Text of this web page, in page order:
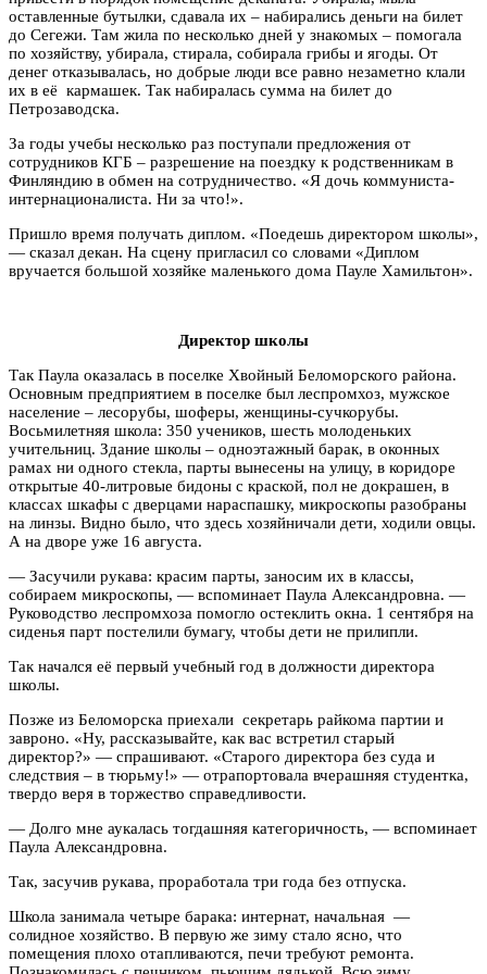
оставленные бутылки, сдавала их – набирались деньги на билет
до Сегежи. Там жила по несколько дней у знакомых – помогала
по хозяйству, убирала, стирала, собирала грибы и ягоды. От
денег отказывалась, но добрые люди все равно незаметно клали
их в её кармашек. Так набиралась сумма на билет до
Петрозаводска.
За годы учебы несколько раз поступали предложения от
сотрудников КГБ – разрешение на поездку к родственникам в
Финляндию в обмен на сотрудничество. «Я дочь коммуниста-
интернационалиста. Ни за что!».
Пришло время получать диплом. «Поедешь директором школы»,
— сказал декан. На сцену пригласил со словами «Диплом
вручается большой хозяйке маленького дома Пауле Хамильтон».
Директор школы
Так Паула оказалась в поселке Хвойный Беломорского района.
Основным предприятием в поселке был леспромхоз, мужское
население – лесорубы, шоферы, женщины-сучкорубы.
Восьмилетняя школа: 350 учеников, шесть молоденьких
учительниц. Здание школы – одноэтажный барак, в оконных
рамах ни одного стекла, парты вынесены на улицу, в коридоре
открытые 40-литровые бидоны с краской, пол не докрашен, в
классах шкафы с дверцами нараспашку, микроскопы разобраны
на линзы. Видно было, что здесь хозяйничали дети, ходили овцы.
А на дворе уже 16 августа.
— Засучили рукава: красим парты, заносим их в классы,
собираем микроскопы, — вспоминает Паула Александровна. —
Руководство леспромхоза помогло остеклить окна. 1 сентября на
сиденья парт постелили бумагу, чтобы дети не прилипли.
Так начался её первый учебный год в должности директора
школы.
Позже из Беломорска приехали секретарь райкома партии и
завроно. «Ну, рассказывайте, как вас встретил старый
директор?» — спрашивают. «Старого директора без суда и
следствия – в тюрьму!» — отрапортовала вчерашняя студентка,
твердо веря в торжество справедливости.
— Долго мне аукалась тогдашняя категоричность, — вспоминает
Паула Александровна.
Так, засучив рукава, проработала три года без отпуска.
Школа занимала четыре барака: интернат, начальная —
солидное хозяйство. В первую же зиму стало ясно, что
помещения плохо отапливаются, печи требуют ремонта.